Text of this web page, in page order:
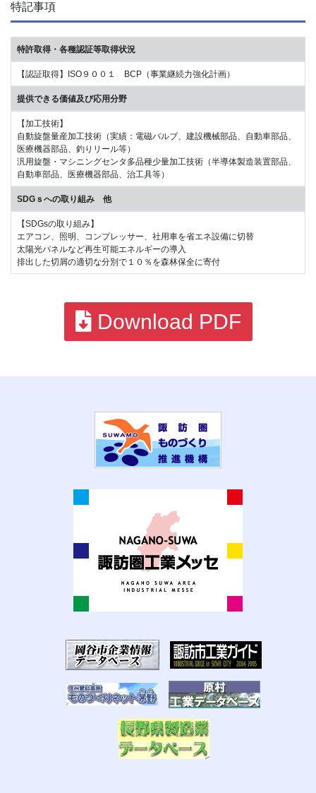
特記事項
特許取得・各種認証等取得状況
【認証取得】ISO９００１ BCP（事業継続力強化計画）
提供できる価値及び応用分野
【加工技術】
自動旋盤量産加工技術（実績：電磁バルブ、建設機械部品、自動車部品、
医療機器部品、釣りリール等）
汎用旋盤・マシニングセンタ多品種少量加工技術（半導体製造装置部品、
自動車部品、医療機器部品、治工具等）
SDGｓへの取り組み 他
【SDGsの取り組み】
エアコン、照明、コンプレッサー、社用車を省エネ設備に切替
太陽光パネルなど再生可能エネルギーの導入
排出した切屑の適切な分別で１０％を森林保全に寄付
Download PDF